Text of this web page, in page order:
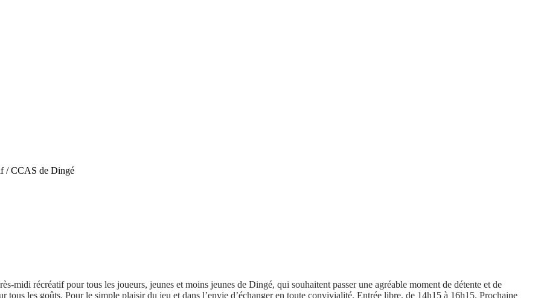
/ CCAS de Dingé
midi récréatif pour tous les joueurs, jeunes et moins jeunes de Dingé, qui souhaitent passer une agréable moment de détente et de
les goûts. Pour le simple plaisir du jeu et dans l’envie d’échanger en toute convivialité. Entrée libre, de 14h15 à 16h15. Prochaine